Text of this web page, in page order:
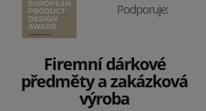
Podporuje:
Firemní dárkové
předměty a zakázková
výroba